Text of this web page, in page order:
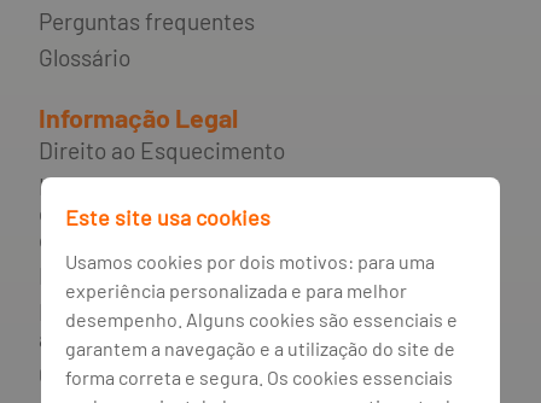
Perguntas frequentes
Glossário
Informação Legal
Direito ao Esquecimento
Incumprimento de contratos de
crédito e rede de apoio ao
consumidor endividado
Mediador do crédito
Livro de reclamações e resolução
alternativa de litígios
Canal de irregularidades
Este site usa cookies
Usamos cookies por dois motivos: para uma
experiência personalizada e para melhor
desempenho. Alguns cookies são essenciais e
garantem a navegação e a utilização do site de
forma correta e segura. Os cookies essenciais